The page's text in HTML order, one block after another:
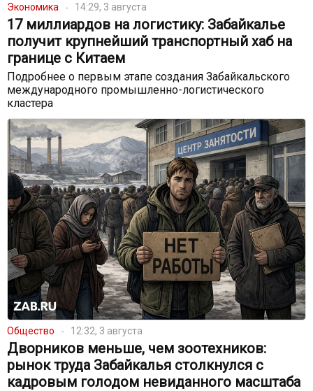
Экономика 14:29, 3 августа
17 миллиардов на логистику: Забайкалье
получит крупнейший транспортный хаб на
границе с Китаем
Подробнее о первым этапе создания Забайкальского
международного промышленно-логистического
кластера
Общество 12:32, 3 августа
Дворников меньше, чем зоотехников:
рынок труда Забайкалья столкнулся с
кадровым голодом невиданного масштаба